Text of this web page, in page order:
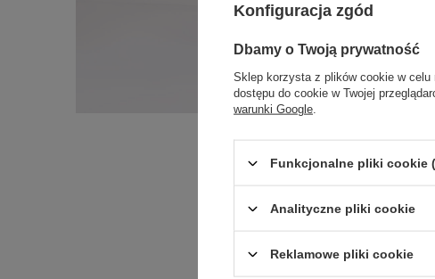
Konfiguracja zgód
Dbamy o Twoją prywatność
Sklep korzysta z plików cookie w celu
dostępu do cookie w Twojej
warunki Google
Funkcjonalne pliki cookie
Analityczne pliki cookie
Reklamowe pliki cookie